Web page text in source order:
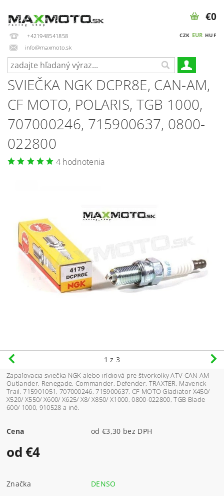
+421948541858
info@maxmoto.sk
CZK EUR HUF
€0
SVIEČKA NGK DCPR8E, CAN-AM,
CF MOTO, POLARIS, TGB 1000,
707000246, 715900637, 0800-
022800
4 hodnotenia
1 z 3
Zapaľovacia sviečka NGK alebo irídiová pre štvorkolky ATV CAN-AM
Outlander, Renegade, Commander, Defender, TRAXTER, Maverick
Trail,715901051, 707000246, 715900637, CF MOTO Gladiator X450/
X520/ X550/ X600/ X625/ X8/ X850/ X1000, 0800-022800, TGB Blade
600/ 1000, 910528 a iné.
Cena od €3,30 bez DPH
od €4
Značka
DENSO